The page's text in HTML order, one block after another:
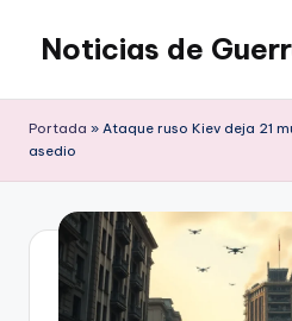
Saltar
contenido
Noticias de
Portada » Ataque ruso Kiev deja 21
asedio